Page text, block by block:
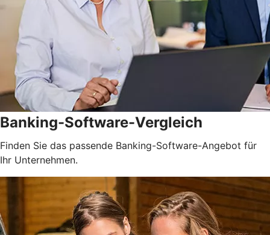
Banking-Software-Vergleich
Finden Sie das passende Banking-Software-Angebot für
Ihr Unternehmen.